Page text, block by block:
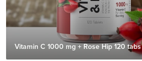
Vitamin C 1000 mg + Rose Hip 120 tabs